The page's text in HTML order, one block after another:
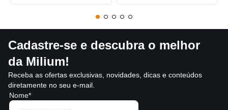
Cadastre-se e descubra o melhor
da Milium!
Receba as ofertas exclusivas, novidades, dicas e conteúdos
diretamente no seu e-mail.
Nome*